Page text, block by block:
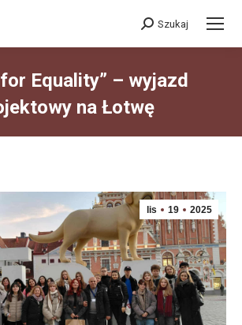
Szukaj:
Szukaj
Equality” – wyjazd
na Łotwę
lis 19 2025